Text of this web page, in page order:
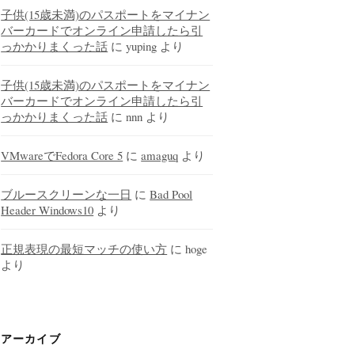
子供(15歳未満)のパスポートをマイナン
バーカードでオンライン申請したら引
っかかりまくった話 にyuping より
子供(15歳未満)のパスポートをマイナン
バーカードでオンライン申請したら引
っかかりまくった話 にnnn より
VMwareでFedora Core 5 にamaguq より
ブルースクリーンな一日 にBad Pool
Header Windows10 より
正規表現の最短マッチの使い方 にhoge
より
アーカイブ